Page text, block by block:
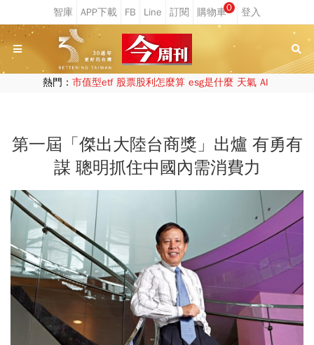
0
熱門： 市值型etf 股票股利怎麼算 esg是什麼 天氣 AI
第一屆「傑出大陸台商獎」出爐 有勇有
謀 聰明抓住中國內需消費力